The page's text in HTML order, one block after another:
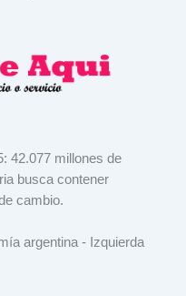
42.077 millones de
busca contener
cambio.